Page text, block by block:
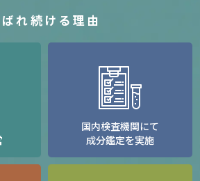
れ続ける理由
国内検査機関にて
成分鑑定を実施